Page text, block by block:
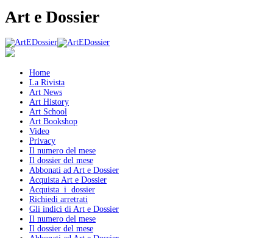
Art e Dossier
Home
La Rivista
Art News
Art History
Art School
Art Bookshop
Video
Privacy
Il numero del mese
Il dossier del mese
Abbonati ad Art e Dossier
Acquista Art e Dossier
Acquista i dossier
Richiedi arretrati
Gli indici di Art e Dossier
Il numero del mese
Il dossier del mese